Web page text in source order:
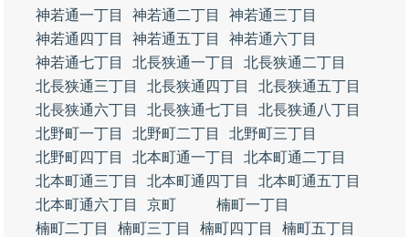
神若通一丁目
神若通二丁目
神若通三丁目
神若通四丁目
神若通五丁目
神若通六丁目
神若通七丁目
北長狭通一丁目
北長狭通二丁目
北長狭通三丁目
北長狭通四丁目
北長狭通五丁目
北長狭通六丁目
北長狭通七丁目
北長狭通八丁目
北野町一丁目
北野町二丁目
北野町三丁目
北野町四丁目
北本町通一丁目
北本町通二丁目
北本町通三丁目
北本町通四丁目
北本町通五丁目
北本町通六丁目
京町
楠町一丁目
楠町二丁目
楠町三丁目 楠町四丁目
楠町五丁目